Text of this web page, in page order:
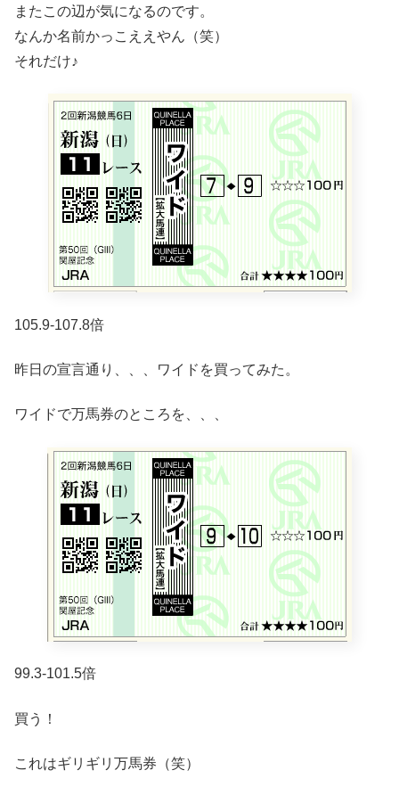
またこの辺が気になるのです。
なんか名前かっこええやん（笑）
それだけ♪
105.9-107.8倍
昨日の宣言通り、、、ワイドを買ってみた。
ワイドで万馬券のところを、、、
99.3-101.5倍
買う！
これはギリギリ万馬券（笑）